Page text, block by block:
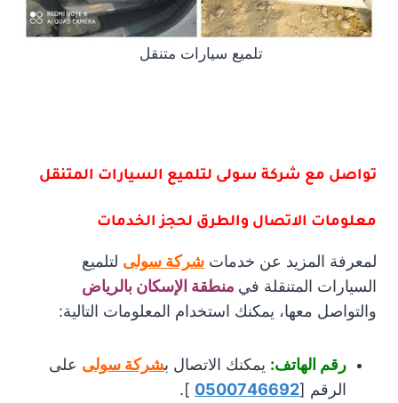
تلميع سيارات متنقل
تواصل مع شركة سولى لتلميع السيارات المتنقل
معلومات الاتصال والطرق لحجز الخدمات
لمعرفة المزيد عن خدمات شركة سولى لتلميع
السيارات المتنقلة في منطقة الإسكان بالرياض
والتواصل معها، يمكنك استخدام المعلومات التالية:
رقم الهاتف: يمكنك الاتصال بشركة سولى على
الرقم [0500746692
].